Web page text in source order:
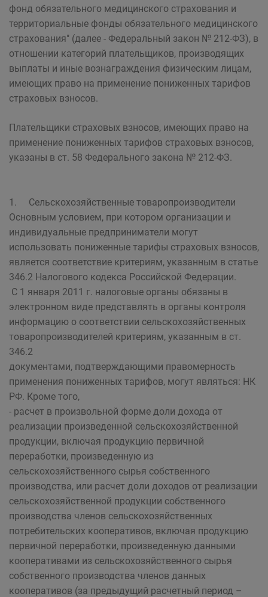
фонд обязательного медицинского страхования и
территориальные фонды обязательного медицинского
страхования" (далее - Федеральный закон № 212-ФЗ), в
отношении категорий плательщиков, производящих
выплаты и иные вознаграждения физическим лицам,
имеющих право на применение пониженных тарифов
страховых взносов.
Плательщики страховых взносов, имеющих право на
применение пониженных тарифов страховых взносов,
указаны в ст. 58 Федерального закона № 212-ФЗ.
1. Сельскохозяйственные товаропроизводители
Основным условием, при котором организации и
индивидуальные предприниматели могут
использовать пониженные тарифы страховых взносов,
является соответствие критериям, указанным в статье
346.2 Налогового кодекса Российской Федерации.
С 1 января 2011 г. налоговые органы обязаны в
электронном виде представлять в органы контроля
информацию о соответствии сельскохозяйственных
товаропроизводителей критериям, указанным в ст.
346.2
документами, подтверждающими правомерность
применения пониженных тарифов, могут являться: НК
РФ. Кроме того,
- расчет в произвольной форме доли дохода от
реализации произведенной сельскохозяйственной
продукции, включая продукцию первичной
переработки, произведенную из
сельскохозяйственного сырья собственного
производства, или расчет доли доходов от реализации
сельскохозяйственной продукции собственного
производства членов сельскохозяйственных
потребительских кооперативов, включая продукцию
первичной переработки, произведенную данными
кооперативами из сельскохозяйственного сырья
собственного производства членов данных
кооперативов (за предыдущий расчетный период –